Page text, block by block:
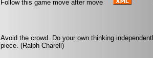
Follow this game move after move
Avoid the crowd. Do your own thinking
piece. (Ralph Charell)